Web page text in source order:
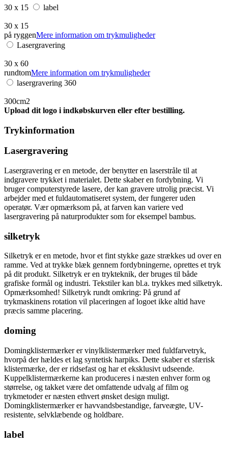
30 x 15 label
30 x 15
på ryggenMere information om trykmuligheder
Lasergravering
30 x 60
rundtomMere information om trykmuligheder
lasergravering 360
300cm2
Upload dit logo i indkøbskurven eller efter bestilling.
Trykinformation
Lasergravering
Lasergravering er en metode, der benytter en laserstråle til at
indgravere trykket i materialet. Dette skaber en fordybning. Vi
bruger computerstyrede lasere, der kan gravere utrolig præcist. Vi
arbejder med et fuldautomatiseret system, der fungerer uden
operatør. Vær opmærksom på, at farven kan variere ved
lasergravering på naturprodukter som for eksempel bambus.
silketryk
Silketryk er en metode, hvor et fint stykke gaze strækkes ud over en
ramme. Ved at trykke blæk gennem fordybningerne, oprettes et tryk
på dit produkt. Silketryk er en trykteknik, der bruges til både
grafiske formål og industri. Tekstiler kan bl.a. trykkes med silketryk.
Opmærksomhed! Silketryk rundt omkring: På grund af
trykmaskinens rotation vil placeringen af logoet ikke altid have
præcis samme placering.
doming
Domingklistermærker er vinylklistermærker med fuldfarvetryk,
hvorpå der hældes et lag syntetisk harpiks. Dette skaber et sfærisk
klistermærke, der er ridsefast og har et eksklusivt udseende.
Kuppelklistermærkerne kan produceres i næsten enhver form og
størrelse, og takket være det omfattende udvalg af film og
trykmetoder er næsten ethvert ønsket design muligt.
Domingklistermærker er havvandsbestandige, farveægte, UV-
resistente, selvklæbende og holdbare.
label